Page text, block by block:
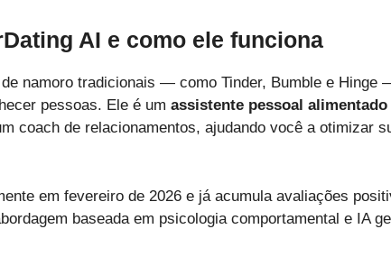
AI e como ele funciona
namoro tradicionais — como Tinder, Bumble e Hinge
pessoas. Ele é um assistente pessoal
coach de relacionamentos, ajudando você a otimizar
em fevereiro de 2026 e já acumula avaliações
baseada em psicologia comportamental e IA